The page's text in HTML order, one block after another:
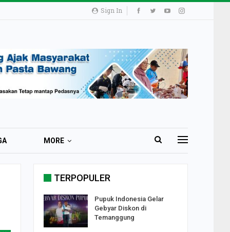
Sign In
MORE
TERPOPULER
Pupuk Indonesia Gelar
Gebyar Diskon di
Temanggung